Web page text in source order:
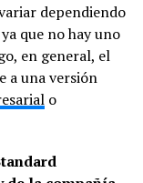
dependiendo
que no hay uno
en general, el
a una versión
o